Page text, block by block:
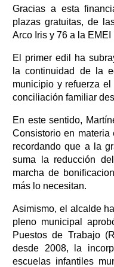
Gracias a esta
plazas gratuitas, de
Arco Iris y 76 a la EMEI
El primer edil ha
la continuidad de la
municipio y refuerza
conciliación familiar
En este sentido,
Consistorio en
recordando que a la
suma la reducción
marcha de
más lo necesitan.
Asimismo, el alcalde
pleno municipal
Puestos de Trabajo
desde 2008, la
escuelas infantiles